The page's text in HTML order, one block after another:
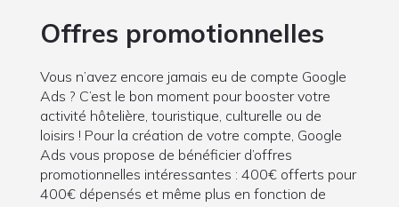
Offres promotionnelles
Vous n’avez encore jamais eu de compte Google
Ads ? C’est le bon moment pour booster votre
activité hôtelière, touristique, culturelle ou de
loisirs ! Pour la création de votre compte, Google
Ads vous propose de bénéficier d’offres
promotionnelles intéressantes : 400€ offerts pour
400€ dépensés et même plus en fonction de